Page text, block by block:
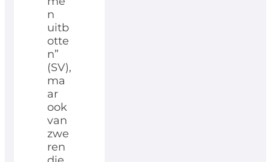
n
uitb
otte
n”
(SV),
ma
ar
ook
van
zwe
ren